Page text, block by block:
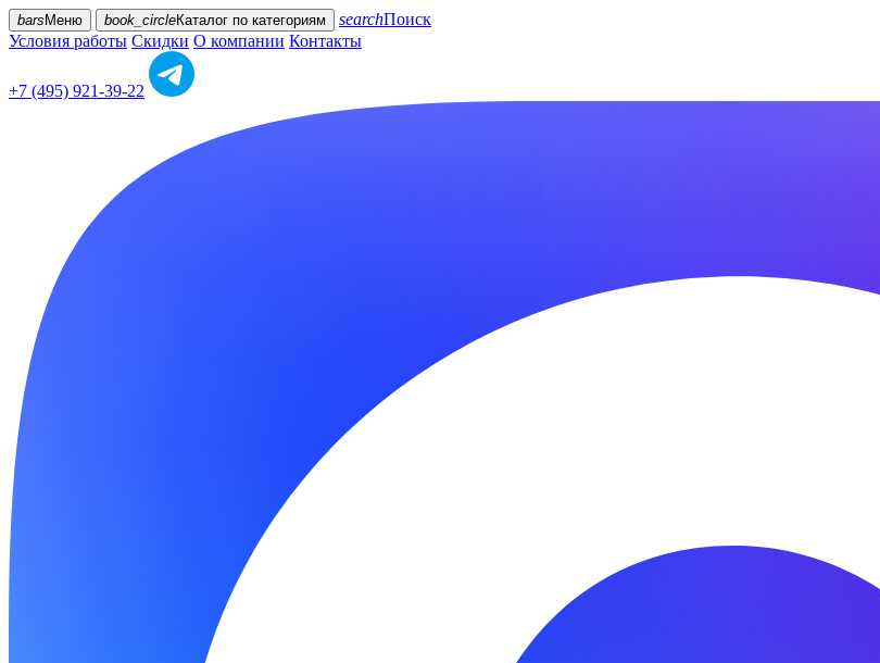
bars Меню book_circleКаталог по категориям searchПоиск
Условия работы Скидки О компании Контакты
+7 (495) 921-39-22